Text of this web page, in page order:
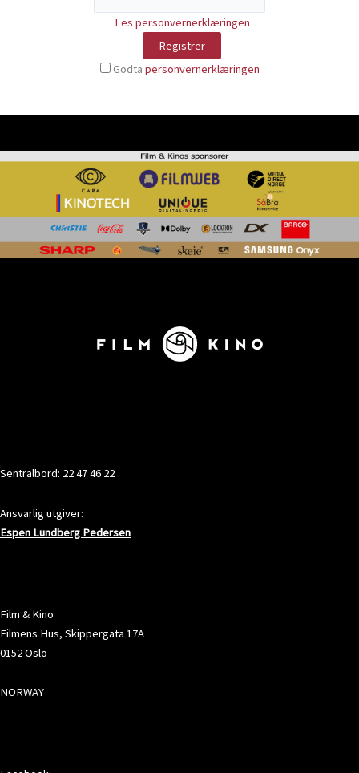
Les personvernerklæringen
Godta personvernerklæringen
Sentralbord: 22 47 46 22
Ansvarlig utgiver:
Espen Lundberg Pedersen
Film & Kino
Filmens Hus, Skippergata 17A
0152 Oslo
NORWAY